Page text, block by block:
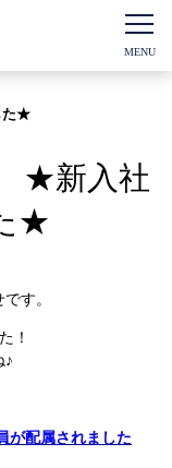
た★
★新入社
★
す。
！
♪
配属されました